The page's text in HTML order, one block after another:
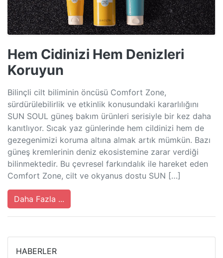
Hem Cidinizi Hem Denizleri
Koruyun
Bilinçli cilt biliminin öncüsü Comfort Zone,
sürdürülebilirlik ve etkinlik konusundaki kararlılığını
SUN SOUL güneş bakım ürünleri serisiyle bir kez daha
kanıtlıyor. Sıcak yaz günlerinde hem cildinizi hem de
gezegenimizi koruma altına almak artık mümkün. Bazı
güneş kremlerinin deniz ekosistemine zarar verdiği
bilinmektedir. Bu çevresel farkındalık ile hareket eden
Comfort Zone, cilt ve okyanus dostu SUN […]
Daha Fazla ...
HABERLER